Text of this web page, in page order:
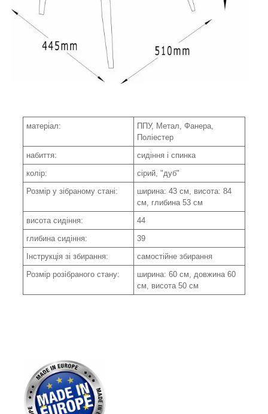
матеріал:
ППУ, Метал, Фанера,
Поліестер
набиття:
сидіння і спинка
колір:
сірий, "дуб"
Розмір у зібраному стані:
ширина: 43 см, висота: 84
см, глибина 53 см
висота сидіння:
44
глибина сидіння:
39
Інструкція зі збирання:
самостійне збирання
Розмір розібраного стану:
ширина: 60 см, довжина 60
см, висота 50 см